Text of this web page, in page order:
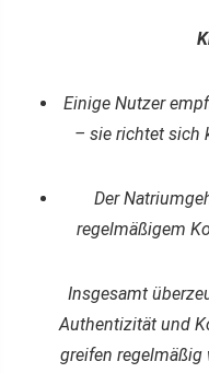
Einige Nutzer
– sie richtet sich
Der
regelmäßigem
Insgesamt
Authentizität und
greifen regelmäßig